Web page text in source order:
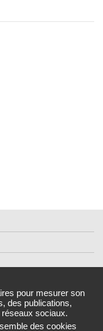
pour mesurer son
des publications,
sociaux.
des cookies